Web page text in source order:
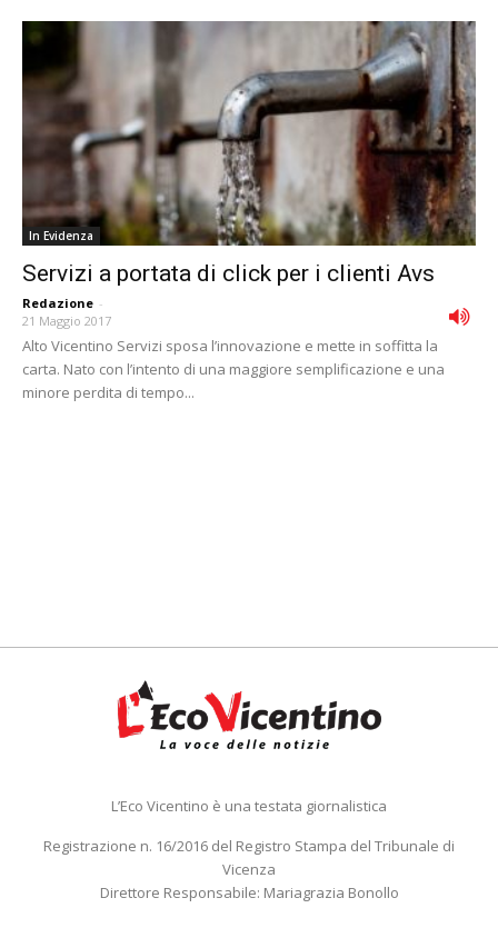
In Evidenza
Servizi a portata di click per i clienti Avs
Redazione -
21 Maggio 2017
Alto Vicentino Servizi sposa l’innovazione e mette in soffitta la
carta. Nato con l’intento di una maggiore semplificazione e una
minore perdita di tempo...
L’Eco Vicentino è una testata giornalistica
Registrazione n. 16/2016 del Registro Stampa del Tribunale di
Vicenza
Direttore Responsabile: Mariagrazia Bonollo